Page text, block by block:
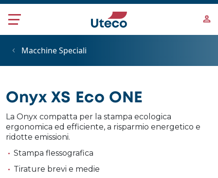
Salta al contenuto principale
Macchine Speciali
Onyx XS Eco ONE
La Onyx compatta per la stampa ecologica
ergonomica ed efficiente, a risparmio energetico e
ridotte emissioni.
Stampa flessografica
Tirature brevi e medie